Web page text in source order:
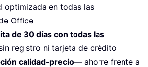
optimizada en todas las
Office
de 30 días con todas las
registro ni tarjeta de crédito
calidad-precio— ahorre frente a